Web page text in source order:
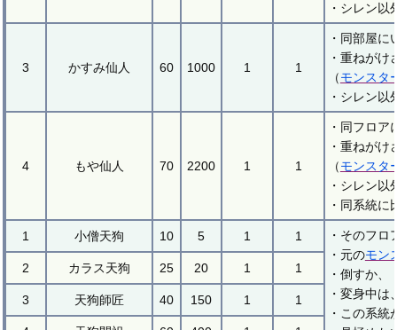
・シレン
3 かすみ仙人 60 1000 1 1
・同部屋
・重ねが
（モンスタ
・シレン
4 もや仙人 70 2200 1 1
・同フロ
・重ねが
（モンスタ
・シレン
・同系統に
1 小僧天狗 10 5 1 1
・そのフ
・元のモン
・倒すか
・変身中
・この系
2 カラス天狗 25 20 1 1
3 天狗師匠 40 150 1 1